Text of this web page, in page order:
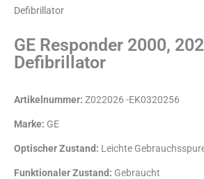
Defibrillator
GE Responder 2000,
Defibrillator
Artikelnummer: Z022026 -EK0320256
Marke: GE
Optischer Zustand: Leichte
Funktionaler Zustand: Gebraucht